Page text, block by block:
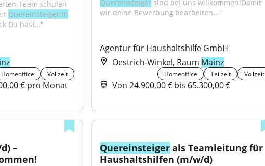
Team schulen
Quereinsteiger:in
Du hast..."
Homeoffice Vollzeit
€ pro Monat
Quereinsteiger sind bei uns willkommen!Damit
wir deine Bewerbung bearbeiten..."
Agentur für Haushaltshilfe GmbH
Oestrich-Winkel, Raum Mainz
Homeoffice Teilzeit Vollzeit
Von 24.900,00 € bis 65.300,00 €
Quereinsteiger als Teamleitung für
Haushaltshilfen (m/w/d)